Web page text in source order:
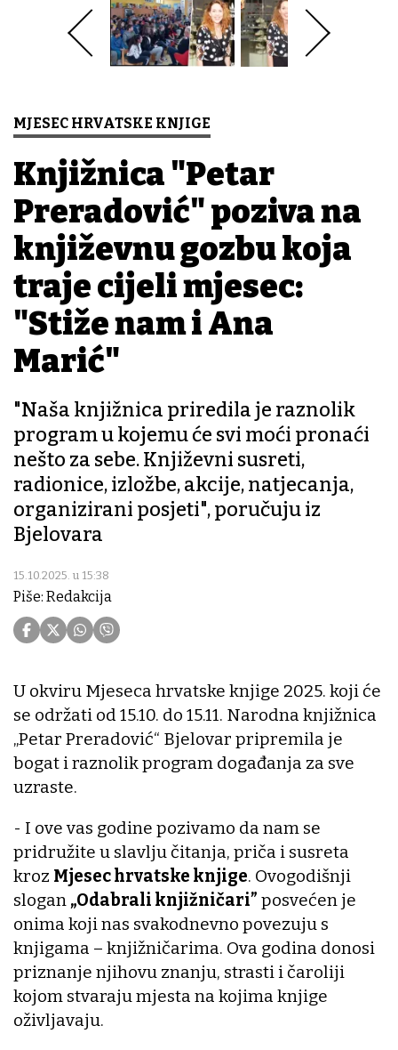
MJESEC HRVATSKE KNJIGE
Knjižnica "Petar
Preradović" poziva na
književnu gozbu koja
traje cijeli mjesec:
"Stiže nam i Anđa
Marić"
"Naša knjižnica priredila je raznolik
program u kojemu će svi moći pronaći
nešto za sebe. Književni susreti,
radionice, izložbe, akcije, natjecanja,
organizirani posjeti", poručuju iz
Bjelovara
15.10.2025. u 15:38
Piše: Redakcija
U okviru Mjeseca hrvatske knjige 2025. koji će
se održati od 15.10. do 15.11. Narodna knjižnica
„Petar Preradović“ Bjelovar pripremila je
bogat i raznolik program događanja za sve
uzraste.
- I ove vas godine pozivamo da nam se
pridružite u slavlju čitanja, priča i susreta
kroz Mjesec hrvatske knjige. Ovogodišnji
slogan „Odabrali knjižničari” posvećen je
onima koji nas svakodnevno povezuju s
knjigama – knjižničarima. Ova godina donosi
priznanje njihovu znanju, strasti i čaroliji
kojom stvaraju mjesta na kojima knjige
oživljavaju.